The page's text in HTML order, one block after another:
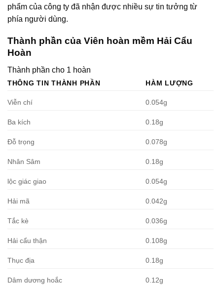
phẩm của công ty đã nhận được nhiều sự tin tưởng từ
phía người dùng.
Thành phần của Viên hoàn mềm Hải Cẩu
Hoàn
Thành phần cho 1 hoàn
THÔNG TIN THÀNH PHẦN HÀM LƯỢNG
Viễn chí 0.054g
Ba kích 0.18g
Đỗ trọng 0.078g
Nhân Sâm 0.18g
lộc giác giao 0.054g
Hải mã 0.042g
Tắc kè 0.036g
Hải cẩu thận 0.108g
Thục địa 0.18g
Dâm dương hoắc 0.12g